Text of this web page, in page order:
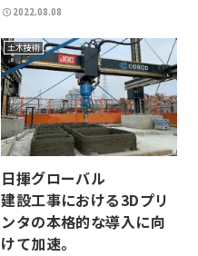
2022.08.08
土木技術
日揮グローバル
建設工事における3Dプリ
ンタの本格的な導入に向
けて加速。